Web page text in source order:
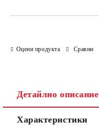
Оцени продукта Сравни
Детайлно описание
Характеристики